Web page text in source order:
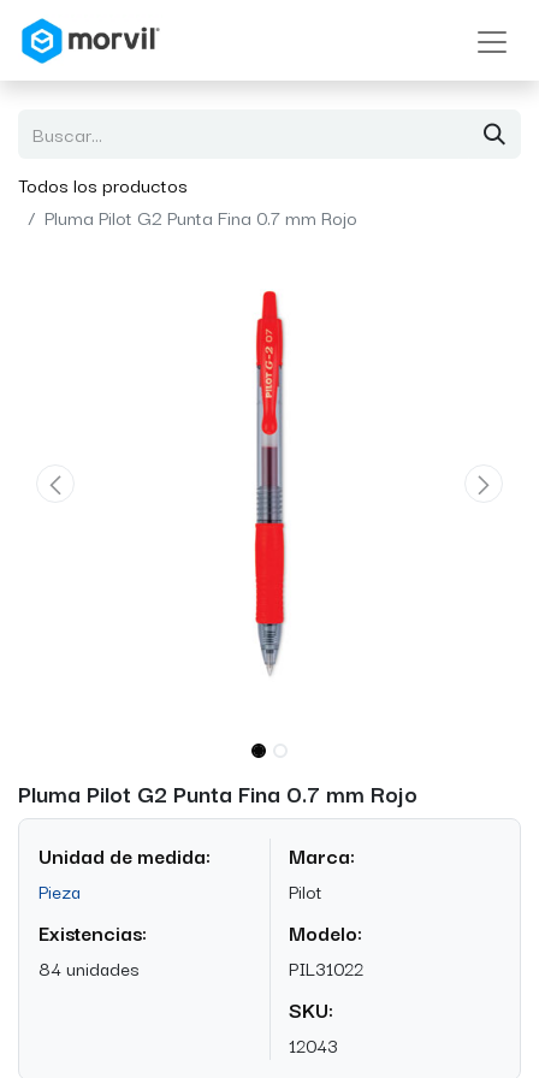
Todos los productos
Pluma Pilot G2 Punta Fina 0.7 mm Rojo
Pluma Pilot G2 Punta Fina 0.7 mm Rojo
Unidad de medida:
Pieza
Existencias:
84 unidades
Marca:
Pilot
Modelo:
PIL31022
SKU:
12043